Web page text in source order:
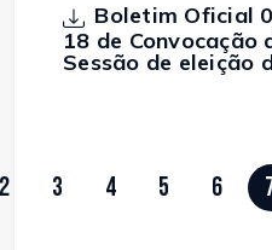
Boletim Oficial
18 de Convocação
Sessão de eleição
2 3 4 5 6